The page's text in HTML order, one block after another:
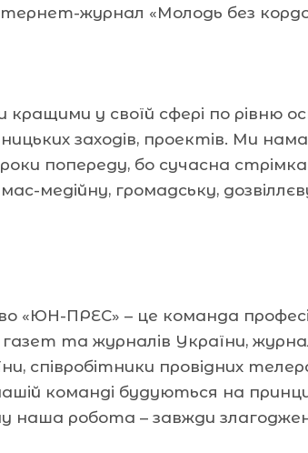
журнал «Молодь без
у своїй сфері по рівню
заходів, проектів. Ми
попереду, бо сучасна
медійну, громадську,
«ЮН-ПРЕС» – це команда
газет та журналів України,
співробітники провідних
команді будуються на
наша робота – завжди